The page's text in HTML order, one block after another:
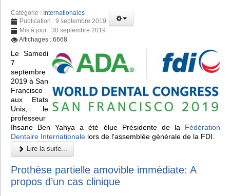
Catégorie : Internationales
Publication : 9 septembre 2019
Mis à jour : 30 septembre 2019
Affichages : 6668
Le Samedi
7
septembre
2019 à San
Francisco
aux Etats
Unis, le
professeur
Ihsane Ben Yahya a été élue Présidente de la Fédération
Dentaire Internationale lors de l'assemblée générale de la FDI.
Lire la suite...
Prothèse partielle amovible immédiate: A
propos d’un cas clinique